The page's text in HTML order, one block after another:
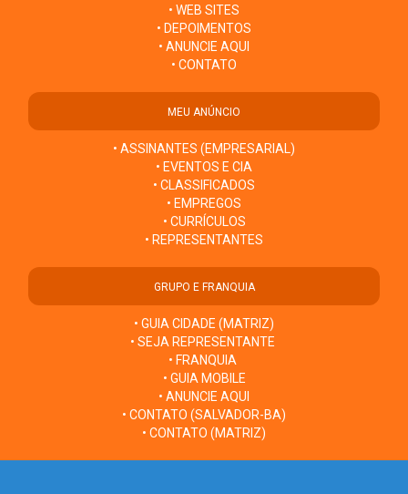
• WEB SITES
• DEPOIMENTOS
• ANUNCIE AQUI
• CONTATO
MEU ANÚNCIO
• ASSINANTES (EMPRESARIAL)
• EVENTOS E CIA
• CLASSIFICADOS
• EMPREGOS
• CURRÍCULOS
• REPRESENTANTES
GRUPO E FRANQUIA
• GUIA CIDADE (MATRIZ)
• SEJA REPRESENTANTE
• FRANQUIA
• GUIA MOBILE
• ANUNCIE AQUI
• CONTATO (SALVADOR-BA)
• CONTATO (MATRIZ)